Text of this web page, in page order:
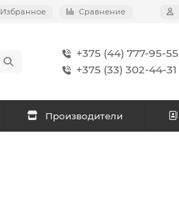
Избранное Сравнение
+375 (44) 777-95-55
+375 (33) 302-44-31
Производители